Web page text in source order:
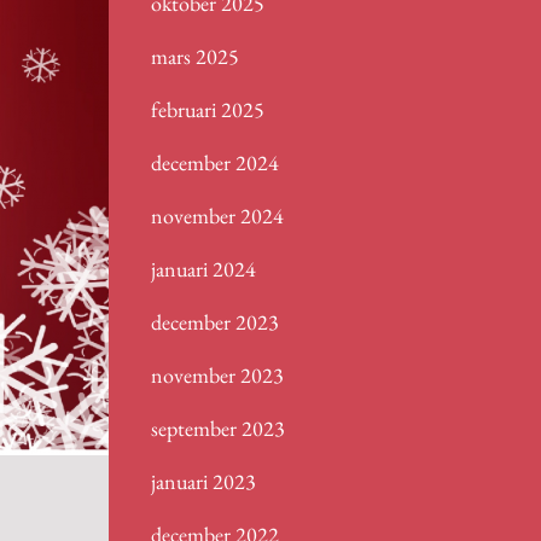
mars 2025
februari 2025
december 2024
november 2024
januari 2024
december 2023
november 2023
september 2023
januari 2023
december 2022